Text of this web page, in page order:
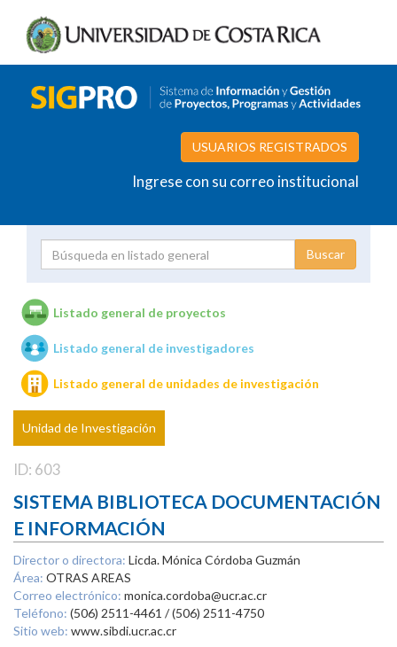
USUARIOS REGISTRADOS
Ingrese con su correo institucional
Unidades de investigación
Listado general de proyectos
Listado general de investigadores
Listado general de unidades de investigación
Unidad de Investigación
ID: 603
SISTEMA BIBLIOTECA DOCUMENTACIÓN
E INFORMACIÓN
Director o directora: Licda. Mónica Córdoba Guzmán
Área: OTRAS AREAS
Correo electrónico: monica.cordoba@ucr.ac.cr
Teléfono: (506) 2511-4461 / (506) 2511-4750
Sitio web: www.sibdi.ucr.ac.cr